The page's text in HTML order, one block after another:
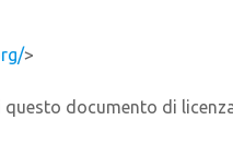
>
documento di